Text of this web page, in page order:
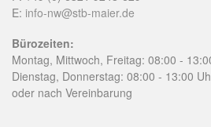
E: info-nw@stb-maier.de
Bürozeiten:
Montag, Mittwoch, Freitag: 08:00 -
Dienstag, Donnerstag: 08:00 - 13:00
oder nach Vereinbarung